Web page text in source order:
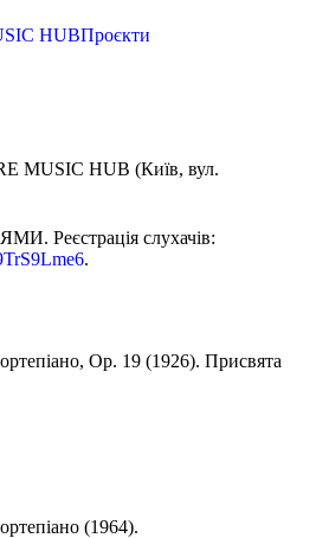
HUBПроєкти
MUSIC HUB (Київ, вул.
Реєстрація слухачів:
.
Oр. 19 (1926). Присвята
(1964).